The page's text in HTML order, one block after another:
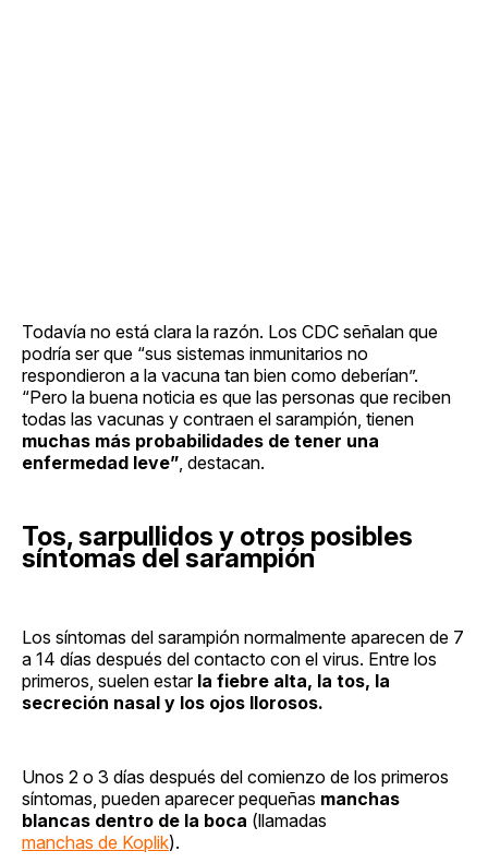
Todavía no está clara la razón. Los CDC señalan que
podría ser que “sus sistemas inmunitarios no
respondieron a la vacuna tan bien como deberían”.
“Pero la buena noticia es que las personas que reciben
todas las vacunas y contraen el sarampión, tienen
muchas más probabilidades de tener una
enfermedad leve”, destacan.
Tos, sarpullidos y otros posibles
síntomas del sarampión
Los síntomas del sarampión normalmente aparecen de 7
a 14 días después del contacto con el virus. Entre los
primeros, suelen estar la fiebre alta, la tos, la
secreción nasal y los ojos llorosos.
Unos 2 o 3 días después del comienzo de los primeros
síntomas, pueden aparecer pequeñas manchas
blancas dentro de la boca (llamadas
manchas de Koplik).